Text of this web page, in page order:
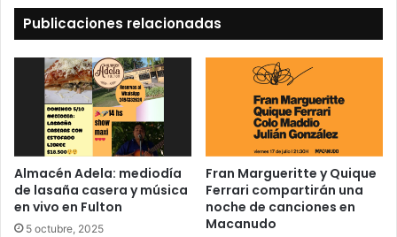
Publicaciones relacionadas
Almacén Adela: mediodía
de lasaña casera y música
en vivo en Fulton
5 octubre, 2025
Fran Margueritte y Quique
Ferrari compartirán una
noche de canciones en
Macanudo